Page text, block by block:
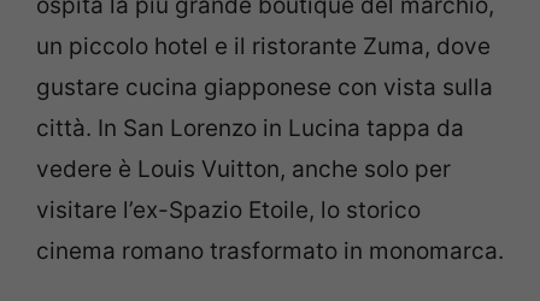
un piccolo hotel e il ristorante Zuma, dove
gustare cucina giapponese con vista sulla
città. In San Lorenzo in Lucina tappa da
vedere è Louis Vuitton, anche solo per
visitare l’ex-Spazio Etoile, lo storico
cinema romano trasformato in monomarca.